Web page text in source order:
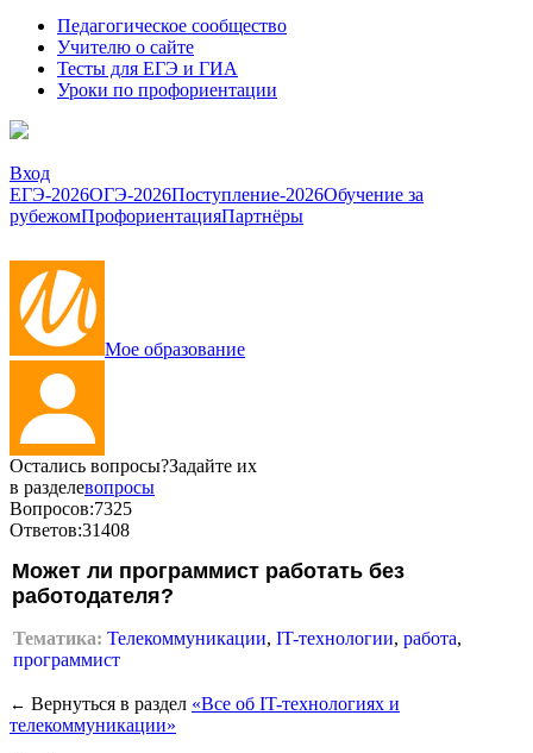
Педагогическое сообщество
Учителю о сайте
Тесты для ЕГЭ и ГИА
Уроки по профориентации
Вход
ЕГЭ-2026ОГЭ-2026Поступление-2026Обучение за
рубежомПрофориентацияПартнёры
Мое образование
Остались вопросы?Задайте их
в разделевопросы
Вопросов:7325
Ответов:31408
Может ли программист работать без
работодателя?
Тематика: Телекоммуникации, IT-технологии, работа,
программист
← Вернуться в раздел «Все об IT-технологиях и
телекоммуникации»